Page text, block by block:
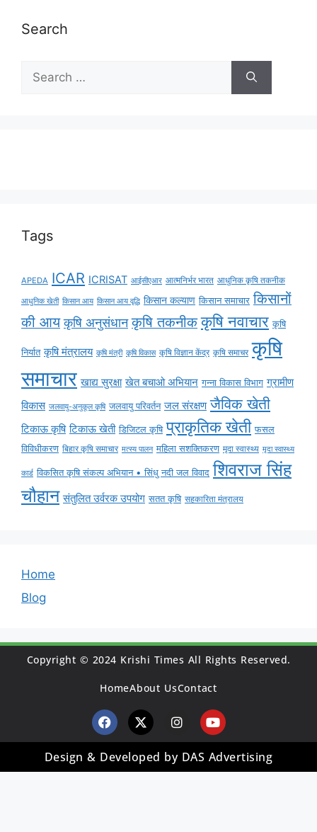
Search
Tags
APEDA ICAR ICRISAT आईसीएआर आत्मनिर्भर भारत आधुनिक कृषि तकनीक
आधुनिक खेती किसान आय किसान आय वृद्धि किसान कल्याण किसान समाचार किसानों
की आय कृषि अनुसंधान कृषि तकनीक कृषि नवाचार कृषि
निर्यात कृषि मंत्रालय कृषि मंत्री कृषि विकास कृषि विज्ञान केंद्र कृषि समाचर कृषि
समाचार खाद्य सुरक्षा खेत बचाओ अभियान गन्ना विकास विभाग ग्रामीण
विकास जलवायु-अनुकूल कृषि जलवायु परिवर्तन जल संरक्षण जैविक खेती
टिकाऊ कृषि टिकाऊ खेती डिजिटल कृषि प्राकृतिक खेती फसल
विविधीकरण बिहार कृषि समाचार मत्स्य पालन महिला सशक्तिकरण मृदा स्वास्थ्य मृदा स्वास्थ्य
कार्ड विकसित कृषि संकल्प अभियान • सिंधु नदी जल विवाद शिवराज सिंह
चौहान संतुलित उर्वरक उपयोग सतत कृषि सहकारिता मंत्रालय
Home
Blog
Copyright © 2024 Krishi Times All Rights Reserved.
HomeAbout UsContact
Design & Developed by DAS Advertising